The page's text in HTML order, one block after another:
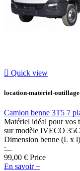
 Quick view
location-materiel-
Camion benne 3T5 7
Matériel idéal pour vos
sur modèle IVECO
Dimension benne (L x
:...
99,00 € Price
En savoir +